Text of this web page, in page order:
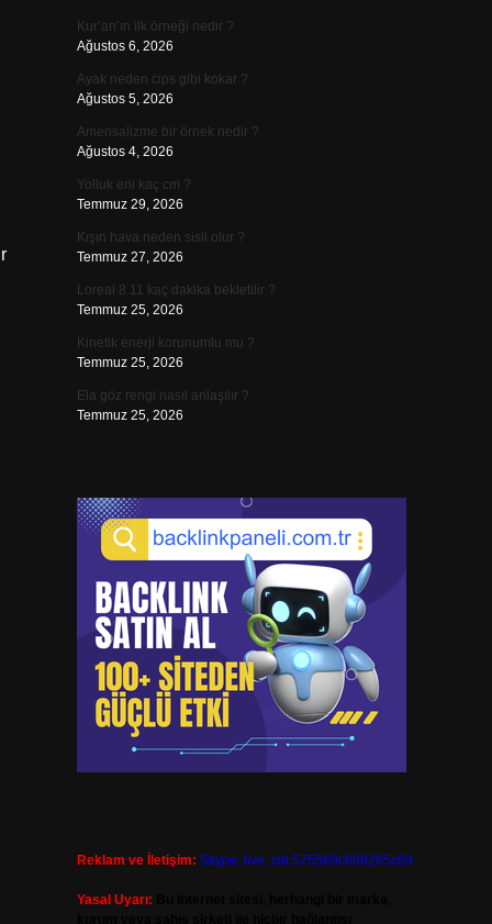
Kur’an’ın ilk örneği nedir ?
Ağustos 6, 2026
Ayak neden cips gibi kokar ?
Ağustos 5, 2026
Amensalizme bir örnek nedir ?
Ağustos 4, 2026
Yolluk eni kaç cm ?
Temmuz 29, 2026
Kışın hava neden sisli olur ?
Temmuz 27, 2026
Loreal 8.11 kaç dakika bekletilir ?
Temmuz 25, 2026
Kinetik enerji korunumlu mu ?
Temmuz 25, 2026
Ela göz rengi nasıl anlaşılır ?
Temmuz 25, 2026
Reklam ve İletişim: Skype: live:.cid.575569c608265c69
Yasal Uyarı: